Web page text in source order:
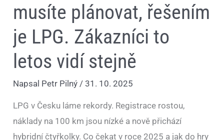
musíte plánovat, řešením
je LPG. Zákazníci to
letos vidí stejně
Napsal Petr Pilný /31. 10. 2025
LPG v Česku láme rekordy. Registrace rostou,
náklady na 100 km jsou nízké a nově přichází
hybridní čtyřkolky. Co čekat v roce 2025 a jak do hry